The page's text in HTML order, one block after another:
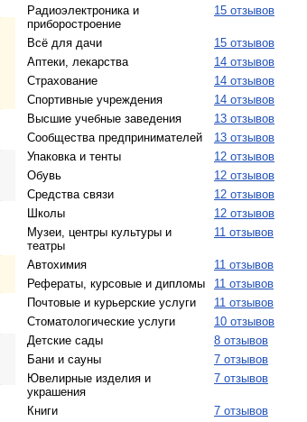
Радиоэлектроника и
приборостроение
15 отзывов
Всё для дачи
15 отзывов
Аптеки, лекарства
14 отзывов
Страхование
14 отзывов
Спортивные учреждения
14 отзывов
Высшие учебные заведения
13 отзывов
Сообщества предпринимателей
13 отзывов
Упаковка и тенты
12 отзывов
Обувь
12 отзывов
Средства связи
12 отзывов
Школы
12 отзывов
Музеи, центры культуры и
театры
11 отзывов
Автохимия
11 отзывов
Рефераты, курсовые и дипломы
11 отзывов
Почтовые и курьерские услуги
11 отзывов
Стоматологические услуги
10 отзывов
Детские сады
8 отзывов
Бани и сауны
7 отзывов
Ювелирные изделия и
украшения
7 отзывов
Книги
7 отзывов